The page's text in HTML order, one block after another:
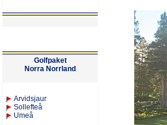
Golfpaket
Norra Norrland
Arvidsjaur
Sollefteå
Umeå